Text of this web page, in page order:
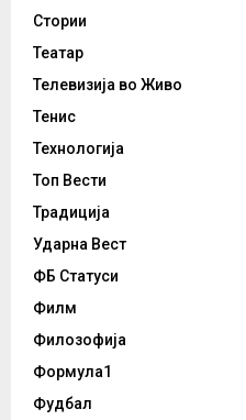
Стории
Театар
Телевизија во Живо
Тенис
Технологија
Топ Вести
Традиција
Ударна Вест
ФБ Статуси
Филм
Филозофија
Формула1
Фудбал